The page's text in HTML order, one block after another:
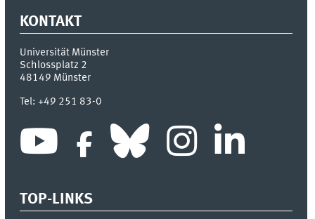
KONTAKT
Universität Münster
Schlossplatz 2
48149 Münster
Tel:+49 251 83-0
TOP-LINKS